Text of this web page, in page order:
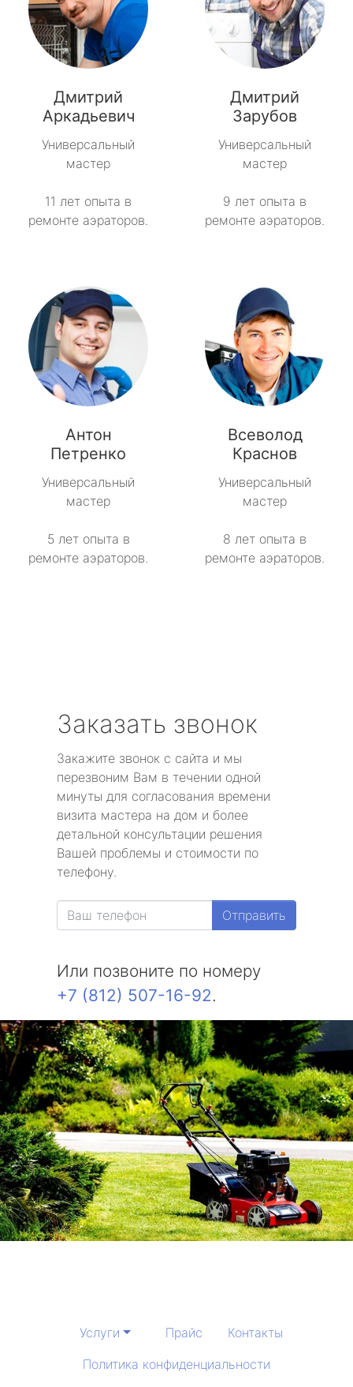
Дмитрий
Аркадьевич
Универсальный
мастер
11 лет опыта в
ремонте аэраторов.
Дмитрий
Зарубов
Универсальный
мастер
9 лет опыта в
ремонте аэраторов.
Антон
Петренко
Универсальный
мастер
5 лет опыта в
ремонте аэраторов.
Всеволод
Краснов
Универсальный
мастер
8 лет опыта в
ремонте аэраторов.
Заказать звонок
Закажите звонок с сайта и мы
перезвоним Вам в течении одной
минуты для согласования времени
визита мастера на дом и более
детальной консультации решения
Вашей проблемы и стоимости по
телефону.
Отправить
Или позвоните по номеру
+7 (812) 507-16-92.
Услуги Прайс
Контакты
Политика конфиденциальности